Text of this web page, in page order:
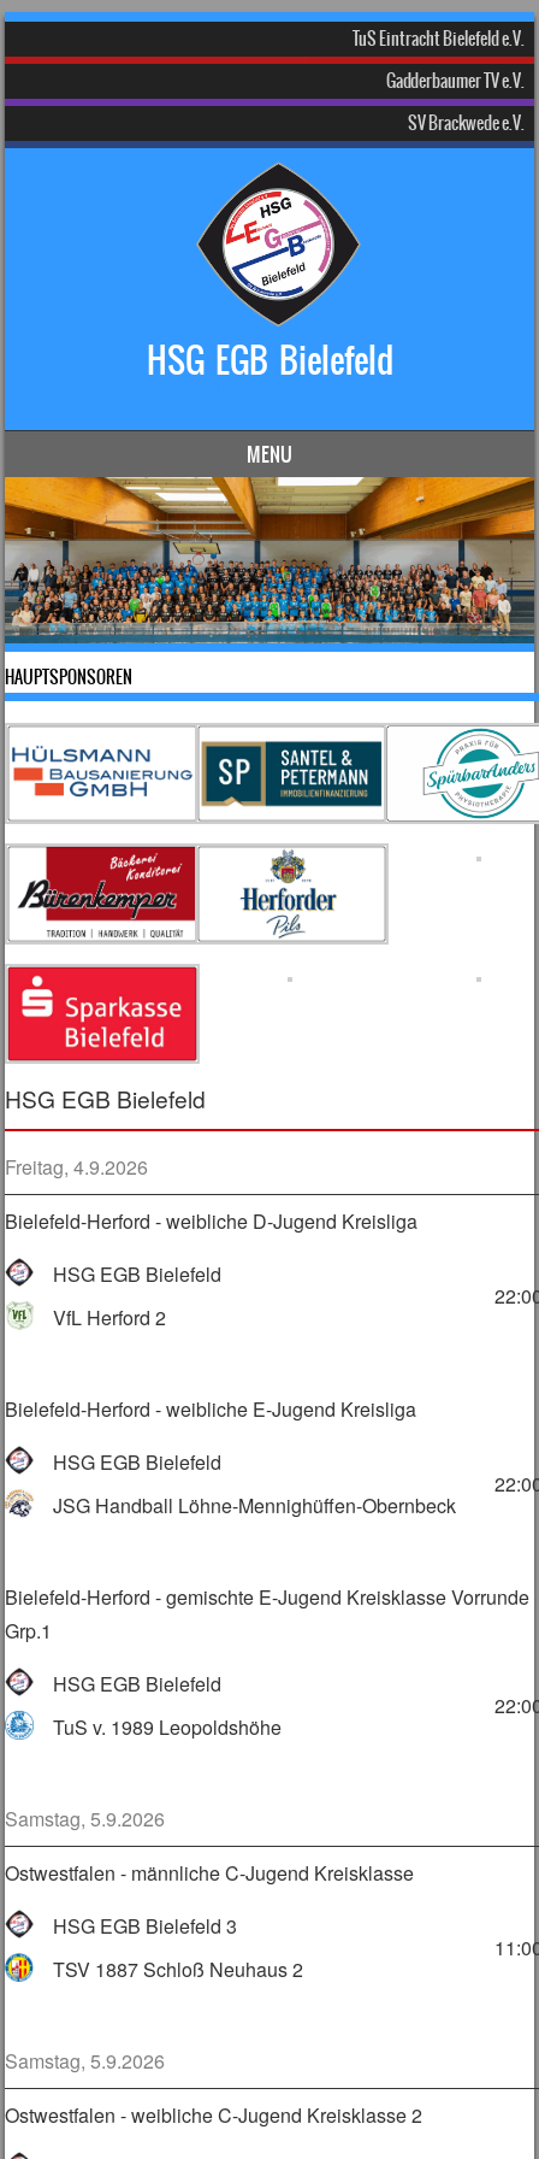
TuS Eintracht Bielefeld e.V.
Gadderbaumer TV e.V.
SV Brackwede e.V.
HSG EGB Bielefeld
MENU
Skip to content
HAUPTSPONSOREN
HSG EGB Bielefeld
Freitag, 4.9.2026
Bielefeld-Herford - weibliche D-Jugend Kreisliga
HSG EGB Bielefeld
VfL Herford 2
Bielefeld-Herford - weibliche E-Jugend Kreisliga
HSG EGB Bielefeld
JSG Handball Löhne-Mennighüffen-Obernbeck
Bielefeld-Herford - gemischte E-Jugend Kreisklasse Vorrunde
Grp.1
HSG EGB Bielefeld
TuS v. 1989 Leopoldshöhe
Samstag, 5.9.2026
Ostwestfalen - männliche C-Jugend Kreisklasse
HSG EGB Bielefeld 3
TSV 1887 Schloß Neuhaus 2
Samstag, 5.9.2026
Ostwestfalen - weibliche C-Jugend Kreisklasse 2